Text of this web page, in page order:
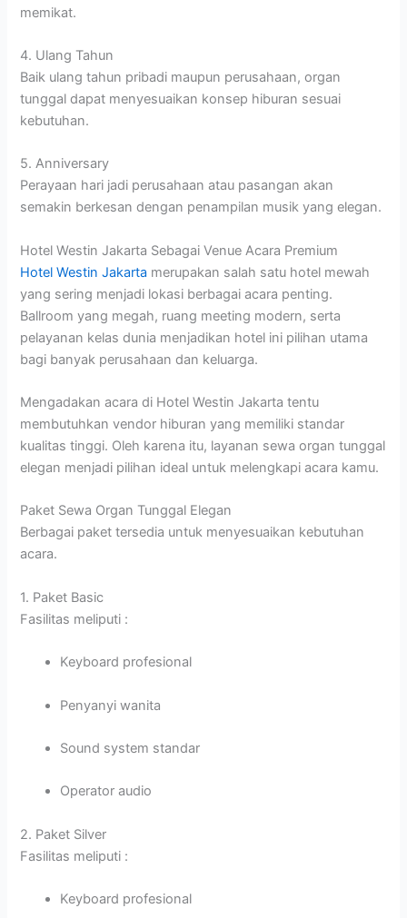
memikat.
4. Ulang Tahun
Baik ulang tahun pribadi maupun perusahaan, organ
tunggal dapat menyesuaikan konsep hiburan sesuai
kebutuhan.
5. Anniversary
Perayaan hari jadi perusahaan atau pasangan akan
semakin berkesan dengan penampilan musik yang elegan.
Hotel Westin Jakarta Sebagai Venue Acara Premium
Hotel Westin Jakarta merupakan salah satu hotel mewah
yang sering menjadi lokasi berbagai acara penting.
Ballroom yang megah, ruang meeting modern, serta
pelayanan kelas dunia menjadikan hotel ini pilihan utama
bagi banyak perusahaan dan keluarga.
Mengadakan acara di Hotel Westin Jakarta tentu
membutuhkan vendor hiburan yang memiliki standar
kualitas tinggi. Oleh karena itu, layanan sewa organ tunggal
elegan menjadi pilihan ideal untuk melengkapi acara kamu.
Paket Sewa Organ Tunggal Elegan
Berbagai paket tersedia untuk menyesuaikan kebutuhan
acara.
1. Paket Basic
Fasilitas meliputi :
Keyboard profesional
Penyanyi wanita
Sound system standar
Operator audio
2. Paket Silver
Fasilitas meliputi :
Keyboard profesional